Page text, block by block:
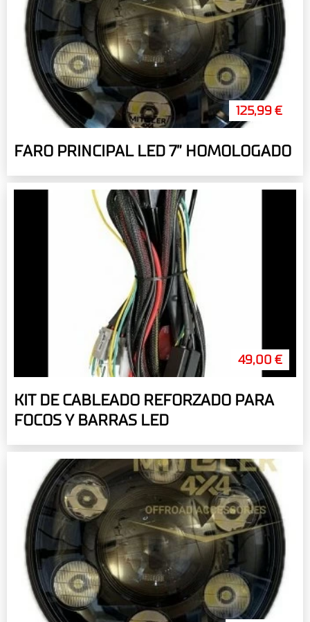
125,99 €
FARO PRINCIPAL LED 7” HOMOLOGADO
49,00 €
KIT DE CABLEADO REFORZADO PARA
FOCOS Y BARRAS LED